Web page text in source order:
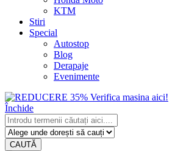
KTM
Stiri
Special
Autostop
Blog
Derapaje
Evenimente
Închide
CAUTĂ